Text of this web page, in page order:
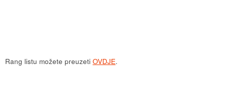
Rang listu možete preuzeti OVDJE.